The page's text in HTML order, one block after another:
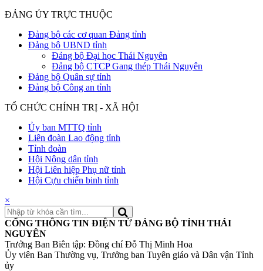
ĐẢNG ỦY TRỰC THUỘC
Đảng bộ các cơ quan Đảng tỉnh
Đảng bộ UBND tỉnh
Đảng bộ Đại học Thái Nguyên
Đảng bộ CTCP Gang thép Thái Nguyên
Đảng bộ Quân sự tỉnh
Đảng bộ Công an tỉnh
TỔ CHỨC CHÍNH TRỊ - XÃ HỘI
Ủy ban MTTQ tỉnh
Liên đoàn Lao động tỉnh
Tỉnh đoàn
Hội Nông dân tỉnh
Hội Liên hiệp Phụ nữ tỉnh
Hội Cựu chiến binh tỉnh
×
CỔNG THÔNG TIN ĐIỆN TỬ ĐẢNG BỘ TỈNH THÁI
NGUYÊN
Trưởng Ban Biên tập: Đồng chí Đỗ Thị Minh Hoa
Ủy viên Ban Thường vụ, Trưởng ban Tuyên giáo và Dân vận Tỉnh
ủy